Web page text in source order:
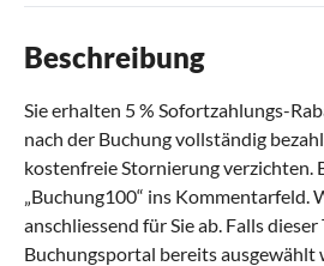
Beschreibung
Sie erhalten 5 % Sofortzahlungs-
nach der Buchung vollständig
kostenfreie Stornierung verzichten.
„Buchung100“ ins Kommentarfeld.
anschliessend für Sie ab. Falls dieser
Buchungsportal bereits ausgewählt